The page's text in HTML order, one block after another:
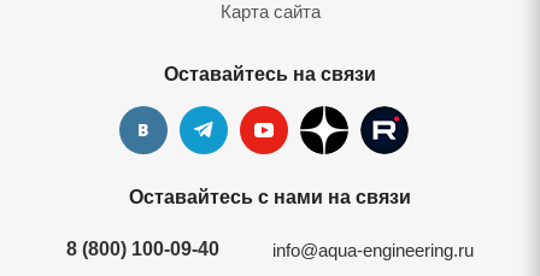
Карта сайта
Оставайтесь на связи
Оставайтесь с нами на связи
8 (800) 100-09-40 info@aqua-engineering.ru